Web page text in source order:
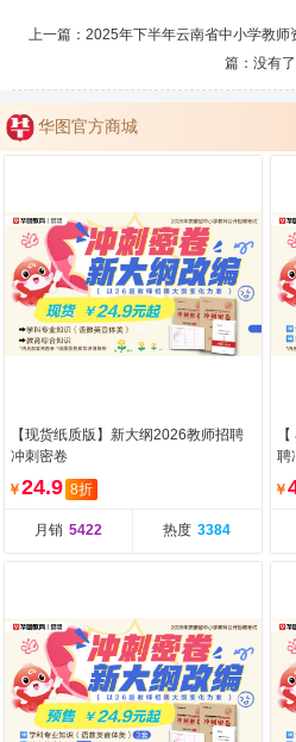
上一篇： 2025年下半年云南省中小学教师
篇：没有了
华图官方商城
【现货纸质版】新大纲2026教师招聘
冲刺密卷
￥24.9 8折
月销 5422 热度 3384
聘
￥